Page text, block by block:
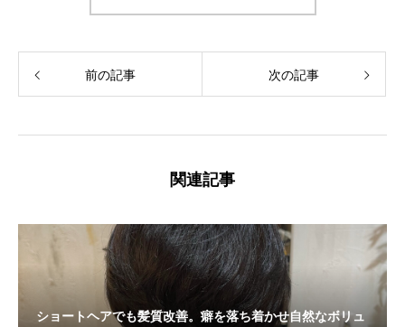
前の記事 次の記事
関連記事
ショートヘアでも髪質改善。癖を落ち着かせ自然なボリュ